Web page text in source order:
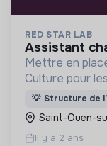
RED STAR LAB
assistant
Mettre en
Culture pour
leur faire
révéler leurs
💡 Structure de
Saint-Ouen-
Il y a 2 ans